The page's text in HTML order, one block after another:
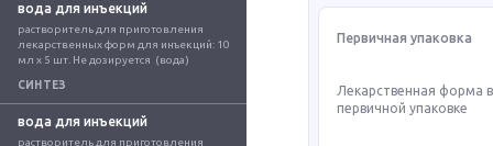
вода для инъекций
растворитель для приготовления
лекарственных форм для инъекций: 10
мл x 5 шт. Не дозируется  (вода)
СИНТЕЗ
вода для инъекций
растворитель для приготовления
Первичная упаковка
Лекарственная форма
первичной упаковке